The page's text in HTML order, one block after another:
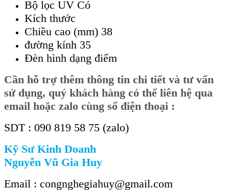
Bộ lọc UV Có
Kích thước
Chiều cao (mm) 38
đường kính 35
Đèn hình dạng điểm
Cần hỗ trợ thêm thông tin chi tiết và tư vấn
sử dụng, quý khách hàng có thể liên hệ qua
email hoặc zalo cùng số điện thoại :
SDT : 090 819 58 75 (zalo)
Kỹ Sư Kinh Doanh
Nguyễn Vũ Gia Huy
Email : congnghegiahuy@gmail.com